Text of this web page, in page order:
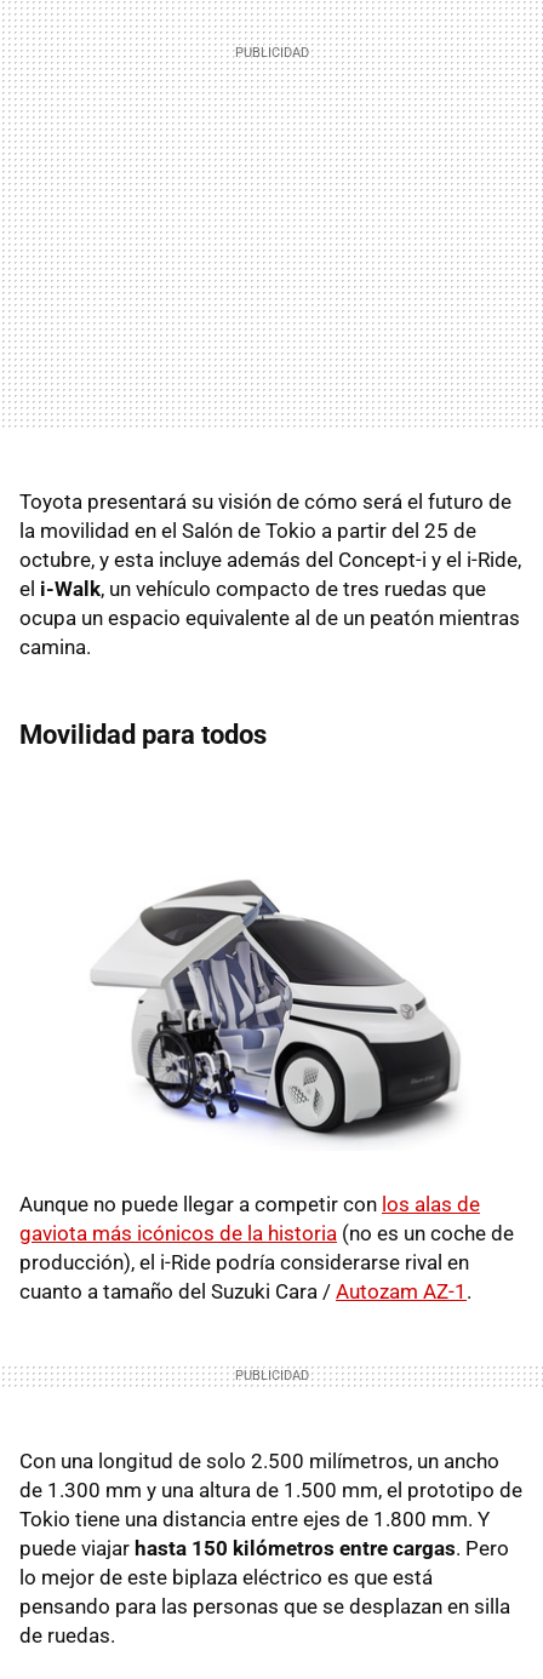
Toyota presentará su visión de cómo será el futuro de
la movilidad en el Salón de Tokio a partir del 25 de
octubre, y esta incluye además del Concept-i y el i-Ride,
el i-Walk, un vehículo compacto de tres ruedas que
ocupa un espacio equivalente al de un peatón mientras
camina.
Movilidad para todos
Aunque no puede llegar a competir con los alas de
gaviota más icónicos de la historia (no es un coche de
producción), el i-Ride podría considerarse rival en
cuanto a tamaño del Suzuki Cara / Autozam AZ-1 .
Con una longitud de solo 2.500 milímetros, un ancho
de 1.300 mm y una altura de 1.500 mm, el prototipo de
Tokio tiene una distancia entre ejes de 1.800 mm. Y
puede viajar hasta 150 kilómetros entre cargas. Pero
lo mejor de este biplaza eléctrico es que está
pensando para las personas que se desplazan en silla
de ruedas.